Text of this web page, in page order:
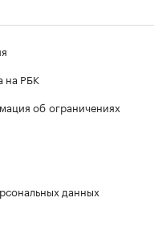
на РБК
об ограничениях
данных